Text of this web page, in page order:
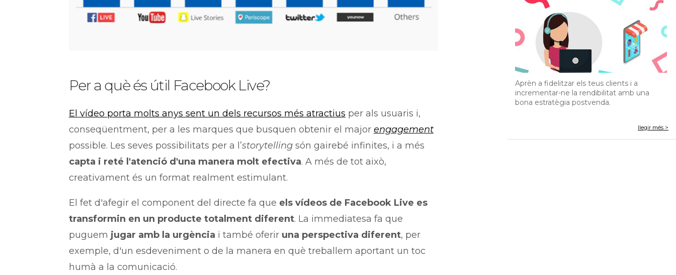
Per a què és útil Facebook Live?
El vídeo porta molts anys sent un dels recursos més atractius per als usuaris i,
conseqüentment, per a les marques que busquen obtenir el major engagement
possible. Les seves possibilitats per a l’storytellingsón gairebé infinites, i a més
capta i reté l'atenció d'una manera molt efectiva. A més de tot això,
creativament és un format realment estimulant.
El fet d'afegir el component del directe fa que els vídeos de Facebook Live es
transformin en un producte totalment diferent. La immediatesa fa que
puguem jugar amb la urgència i també oferir una perspectiva diferent, per
exemple, d'un esdeveniment o de la manera en què treballem aportant un toc
humà a la comunicació.
Aprèn a fidelitzar els teus clients i a
incrementar-ne la rendibilitat amb una
bona estratègia postvenda.
llegir més >